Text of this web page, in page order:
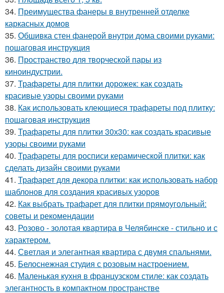
34. Преимущества фанеры в внутренней отделке
каркасных домов
35. Обшивка стен фанерой внутри дома своими руками:
пошаговая инструкция
36. Пространство для творческой пары из
киноиндустрии.
37. Трафареты для плитки дорожек: как создать
красивые узоры своими руками
38. Как использовать клеющиеся трафареты под плитку:
пошаговая инструкция
39. Трафареты для плитки 30х30: как создать красивые
узоры своими руками
40. Трафареты для росписи керамической плитки: как
сделать дизайн своими руками
41. Трафарет для декора плитки: как использовать набор
шаблонов для создания красивых узоров
42. Как выбрать трафарет для плитки прямоугольный:
советы и рекомендации
43. Розово - золотая квартира в Челябинске - стильно и с
характером.
44. Светлая и элегантная квартира с двумя спальнями.
45. Белоснежная студия с розовым настроением.
46. Маленькая кухня в французском стиле: как создать
элегантность в компактном пространстве